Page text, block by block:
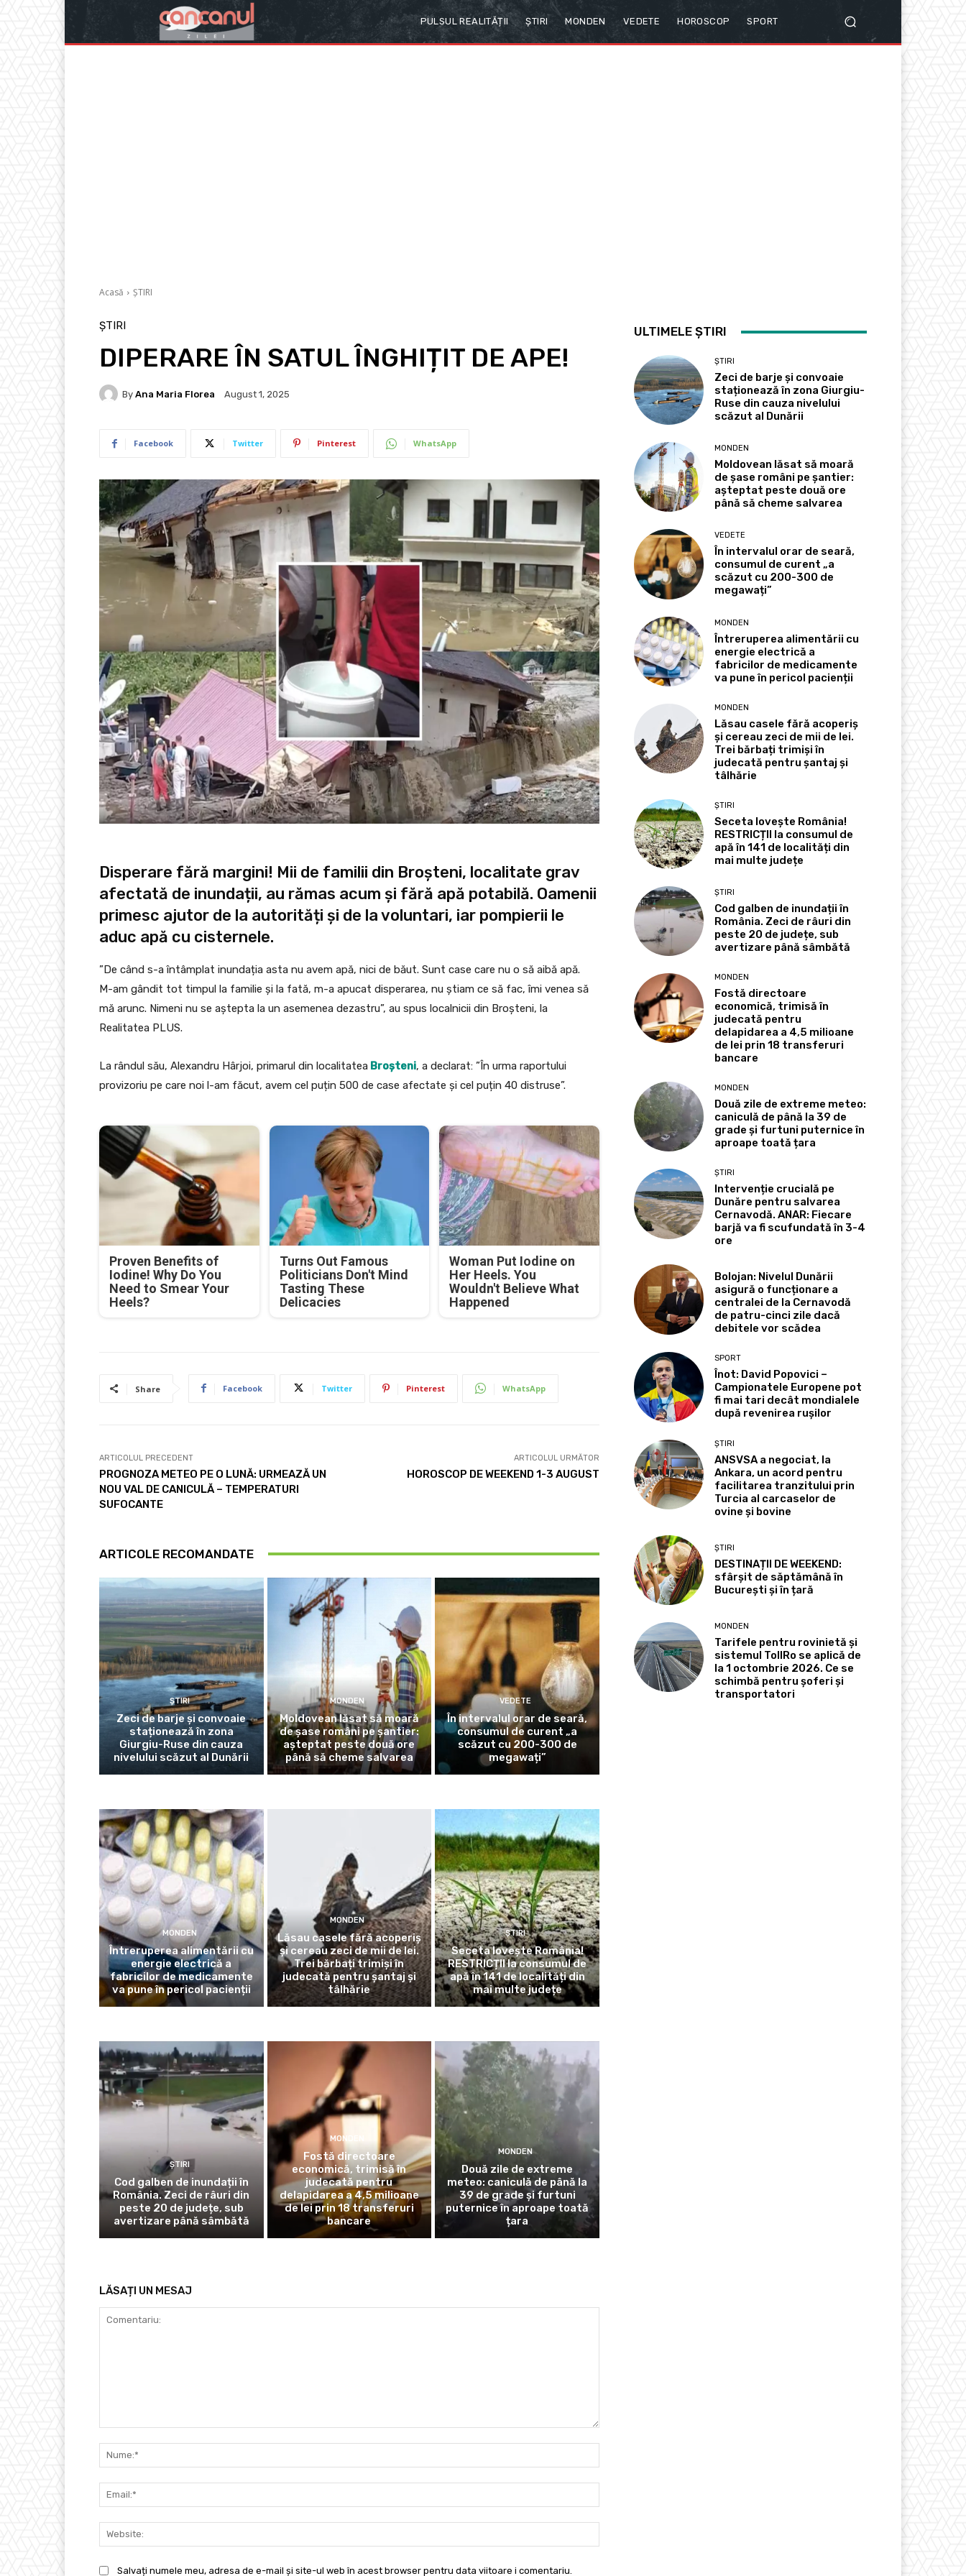
PULSUL REALITĂȚII ȘTIRI MONDEN VEDETE HOROSCOP SPORT
Acasă ȘTIRI
ȘTIRI
DIPERARE ÎN SATUL ÎNGHIȚIT DE APE!
By Ana Maria Florea August 1, 2025
Facebook Twitter Pinterest WhatsApp
Disperare fără margini! Mii de familii din Broșteni, localitate grav
afectată de inundații, au rămas acum și fără apă potabilă. Oamenii
primesc ajutor de la autorități și de la voluntari, iar pompierii le
aduc apă cu cisternele.
”De când s-a întâmplat inundația asta nu avem apă, nici de băut. Sunt case care nu o să aibă apă.
M-am gândit tot timpul la familie și la fată, m-a apucat disperarea, nu știam ce să fac, îmi venea să
mă arunc. Nimeni nu se aștepta la un asemenea dezastru”, au spus localnicii din Broșteni, la
Realitatea PLUS.
La rândul său, Alexandru Hârjoi, primarul din localitatea Broșteni, a declarat: ”În urma raportului
provizoriu pe care noi l-am făcut, avem cel puțin 500 de case afectate și cel puțin 40 distruse”.
Proven Benefits of
Iodine! Why Do You
Need to Smear Your
Heels?
Turns Out Famous
Politicians Don't Mind
Tasting These
Delicacies
Woman Put Iodine on
Her Heels. You
Wouldn't Believe What
Happened
Share Facebook Twitter Pinterest WhatsApp
ARTICOLUL PRECEDENT
PROGNOZA METEO PE O LUNĂ: URMEAZĂ UN
NOU VAL DE CANICULĂ – TEMPERATURI
SUFOCANTE
ARTICOLUL URMĂTOR
HOROSCOP DE WEEKEND 1-3 AUGUST
ARTICOLE RECOMANDATE
ȘTIRI
Zeci de barje și convoaie
staționează în zona
Giurgiu-Ruse din cauza
nivelului scăzut al Dunării
MONDEN
Moldovean lăsat să moară
de șase români pe șantier:
așteptat peste două ore
până să cheme salvarea
VEDETE
În intervalul orar de seară,
consumul de curent „a
scăzut cu 200-300 de
megawați”
MONDEN
Întreruperea alimentării cu
energie electrică a
fabricilor de medicamente
va pune în pericol pacienții
MONDEN
Lăsau casele fără acoperiș
și cereau zeci de mii de lei.
Trei bărbați trimiși în
judecată pentru șantaj și
tâlhărie
ȘTIRI
Seceta lovește România!
RESTRICȚII la consumul de
apă în 141 de localități din
mai multe județe
ȘTIRI
Cod galben de inundații în
România. Zeci de râuri din
peste 20 de județe, sub
avertizare până sâmbătă
MONDEN
Fostă directoare
economică, trimisă în
judecată pentru
delapidarea a 4,5 milioane
de lei prin 18 transferuri
bancare
MONDEN
Două zile de extreme
meteo: caniculă de până la
39 de grade și furtuni
puternice în aproape toată
țara
LĂSAȚI UN MESAJ
Salvați numele meu, adresa de e-mail și site-ul web în acest browser pentru data viitoare i comentariu.
ULTIMELE ȘTIRI
ȘTIRI
Zeci de barje și convoaie
staționează în zona Giurgiu-
Ruse din cauza nivelului
scăzut al Dunării
MONDEN
Moldovean lăsat să moară
de șase români pe șantier:
așteptat peste două ore
până să cheme salvarea
VEDETE
În intervalul orar de seară,
consumul de curent „a
scăzut cu 200-300 de
megawați”
MONDEN
Întreruperea alimentării cu
energie electrică a
fabricilor de medicamente
va pune în pericol pacienții
MONDEN
Lăsau casele fără acoperiș
și cereau zeci de mii de lei.
Trei bărbați trimiși în
judecată pentru șantaj și
tâlhărie
ȘTIRI
Seceta lovește România!
RESTRICȚII la consumul de
apă în 141 de localități din
mai multe județe
ȘTIRI
Cod galben de inundații în
România. Zeci de râuri din
peste 20 de județe, sub
avertizare până sâmbătă
MONDEN
Fostă directoare
economică, trimisă în
judecată pentru
delapidarea a 4,5 milioane
de lei prin 18 transferuri
bancare
MONDEN
Două zile de extreme meteo:
caniculă de până la 39 de
grade și furtuni puternice în
aproape toată țara
ȘTIRI
Intervenție crucială pe
Dunăre pentru salvarea
Cernavodă. ANAR: Fiecare
barjă va fi scufundată în 3-4
ore
Bolojan: Nivelul Dunării
asigură o funcționare a
centralei de la Cernavodă
de patru-cinci zile dacă
debitele vor scădea
SPORT
Înot: David Popovici –
Campionatele Europene pot
fi mai tari decât mondialele
după revenirea rușilor
ȘTIRI
ANSVSA a negociat, la
Ankara, un acord pentru
facilitarea tranzitului prin
Turcia al carcaselor de
ovine și bovine
ȘTIRI
DESTINAȚII DE WEEKEND:
sfârșit de săptămână în
București și în țară
MONDEN
Tarifele pentru rovinietă și
sistemul TollRo se aplică de
la 1 octombrie 2026. Ce se
schimbă pentru șoferi și
transportatori